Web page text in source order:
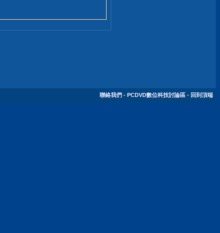
聯絡我們 - PCDVD數位科技討論區 - 回到頂端